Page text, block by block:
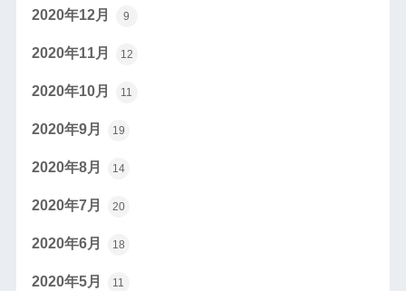
2020年12月 9
2020年11月 12
2020年10月 11
2020年9月 19
2020年8月 14
2020年7月 20
2020年6月 18
2020年5月 11